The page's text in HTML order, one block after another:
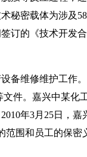
秘密载体为涉及
订的《技术开发
备维修维护工作
件。嘉兴中某化
年3月25日，
范围和员工的保密